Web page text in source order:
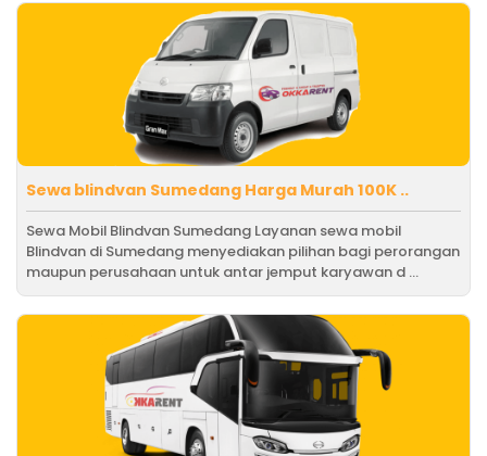
Sewa blindvan Sumedang Harga Murah 100K ..
Sewa Mobil Blindvan Sumedang Layanan sewa mobil
Blindvan di Sumedang menyediakan pilihan bagi perorangan
maupun perusahaan untuk antar jemput karyawan d ...